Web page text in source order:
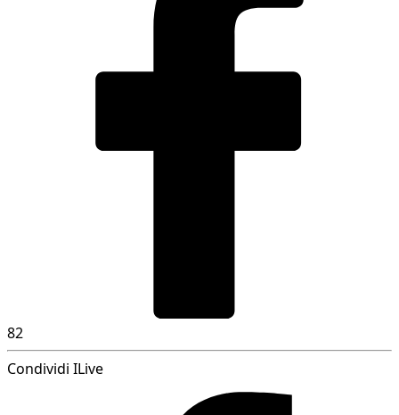
82
Condividi ILive